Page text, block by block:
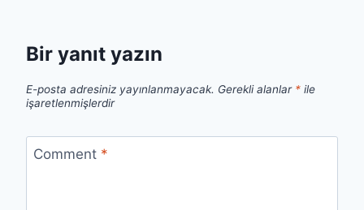
Bir yanıt yazın
E-posta adresiniz yayınlanmayacak. Gerekli alanlar * ile
işaretlenmişlerdir
Comment *